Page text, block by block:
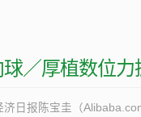
／厚植数位
济日报陈宝圭（